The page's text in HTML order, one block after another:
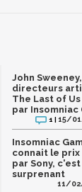
John
directeurs
The Last of
par Insomniac
1 |15/
Insomniac
connait le prix
par Sony, c'est
surprenant
11/